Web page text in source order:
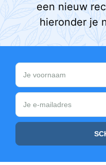
een nieuw
hieronder je